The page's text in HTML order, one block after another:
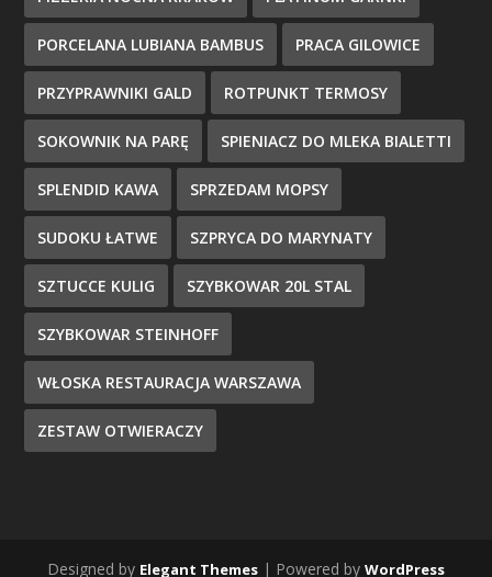
PORCELANA LUBIANA BAMBUS PRACA GILOWICE
PRZYPRAWNIKI GALD ROTPUNKT TERMOSY
SOKOWNIK NA PARĘ SPIENIACZ DO MLEKA BIALETTI
SPLENDID KAWA SPRZEDAM MOPSY
SUDOKU ŁATWE SZPRYCA DO MARYNATY
SZTUCCE KULIG SZYBKOWAR 20L STAL
SZYBKOWAR STEINHOFF
WŁOSKA RESTAURACJA WARSZAWA
ZESTAW OTWIERACZY
Designed by Elegant Themes | Powered by WordPress